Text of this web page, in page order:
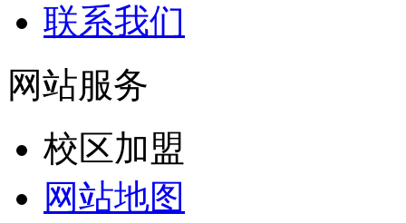
联系我们
网站服务
校区加盟
网站地图